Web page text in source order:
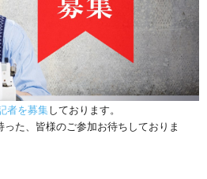
者を募集しております。
た、皆様のご参加お待ちしておりま